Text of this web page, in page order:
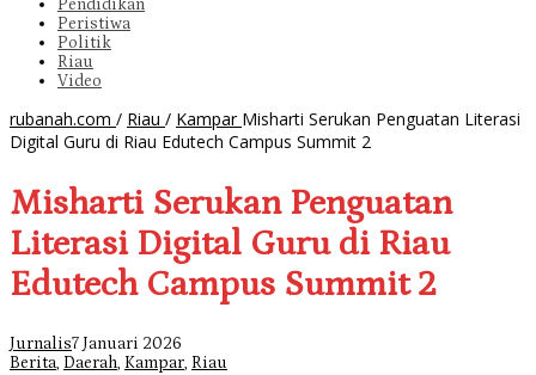
Pendidikan
Peristiwa
Politik
Riau
Video
rubanah.com / Riau / Kampar Misharti Serukan Penguatan Literasi
Digital Guru di Riau Edutech Campus Summit 2
Misharti Serukan Penguatan
Literasi Digital Guru di Riau
Edutech Campus Summit 2
Jurnalis7 Januari 2026
Berita, Daerah, Kampar, Riau